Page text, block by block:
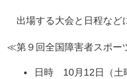
出場する大会と日程など
≪第９回全国障害者スポー
日時 10月12日（土